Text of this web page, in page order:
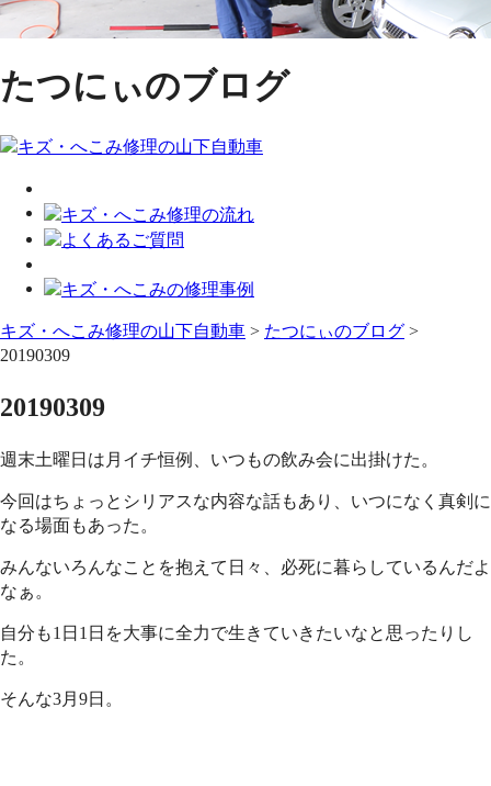
たつにぃのブログ
キズ・へこみ修理の山下自動車 > たつにぃのブログ >
20190309
20190309
週末土曜日は月イチ恒例、いつもの飲み会に出掛けた。
今回はちょっとシリアスな内容な話もあり、いつになく真剣に
なる場面もあった。
みんないろんなことを抱えて日々、必死に暮らしているんだよ
なぁ。
自分も1日1日を大事に全力で生きていきたいなと思ったりし
た。
そんな3月9日。